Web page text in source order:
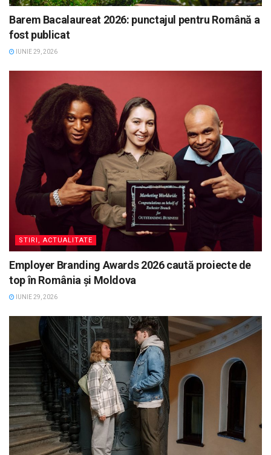
Barem Bacalaureat 2026: punctajul pentru Română a
fost publicat
IUNIE 29, 2026
STIRI, ACTUALITATE
Employer Branding Awards 2026 caută proiecte de
top în România și Moldova
IUNIE 29, 2026